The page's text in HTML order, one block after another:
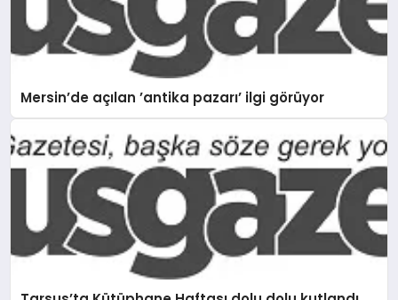
Mersin’de açılan ’antika pazarı’ ilgi görüyor